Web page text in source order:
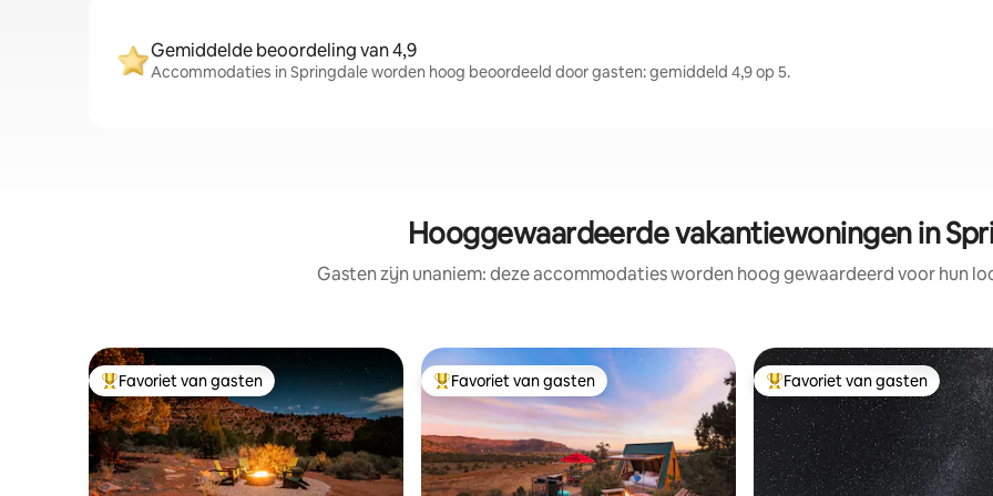
Gemiddelde beoordeling van 4,9
Accommodaties in Springdale worden hoog beoordeeld door gasten: gemiddeld 4,9 op 5.
Hooggewaardeerde vakantiewoningen in
Gasten zijn unaniem: deze accommodaties worden hoog gewaardeerd voor hun
Topfavoriet van gasten
Favoriet van gasten Topfavoriet van gasten
Favoriet van gasten Topfavoriet van gasten
Favoriet van gasten